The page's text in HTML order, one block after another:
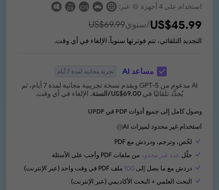
استخدام على 4 أجهزة عبر:
US$45.99 /سنوي US$69.99
التجديد التلقائي، تتم فوترتها سنوياً. الإلغاء في أي وقت.
مساعد AI تجربة مجانية لمدة 7 أيام
AI مدعوم من GPT-5 ويقدم نسخة تجريبية مجانية لمدة 7 أيام، ثم
يُجدَّد تلقائيًا في
US$69.00 /السنة. الإلغاء في أي وقت.
وصول كامل إلى جميع أدوات PDF في UPDF
استخدام غير محدود لميزات AI
لخّص، وترجم، ودردش مع PDF
حلّل عدد غير محدود من ملفات PDF وأجب على الأسئلة
دردش مع ما يصل إلى100 ملف PDF في وقت واحد (عبر الإنترنت)
البحث العلمي + البحث الأكاديمي (عبر الإنترنت)